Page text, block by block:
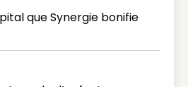
que Synergie bonifie